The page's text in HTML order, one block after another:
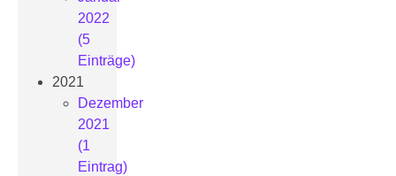
2022
(5
Einträge)
2021
Dezember
2021
(1
Eintrag)